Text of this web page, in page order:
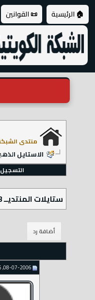
🏠 الرئيسية 📜 القوانين
منتدى
الاستايل
التسجيل
ستايلات المنتديــ VB3 ـات